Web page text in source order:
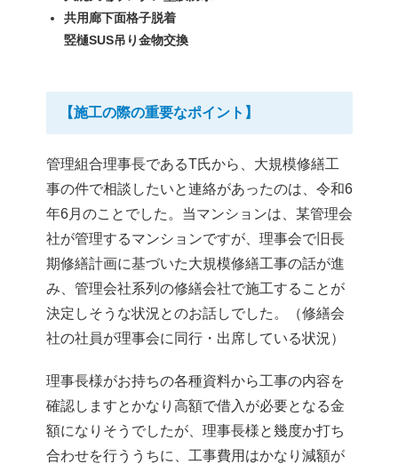
共用廊下面格子脱着
竪樋SUS吊り金物交換
【施工の際の重要なポイント】
管理組合理事長であるT氏から、大規模修繕工
事の件で相談したいと連絡があったのは、令和6
年6月のことでした。当マンションは、某管理会
社が管理するマンションですが、理事会で旧長
期修繕計画に基づいた大規模修繕工事の話が進
み、管理会社系列の修繕会社で施工することが
決定しそうな状況とのお話しでした。（修繕会
社の社員が理事会に同行・出席している状況）
理事長様がお持ちの各種資料から工事の内容を
確認しますとかなり高額で借入が必要となる金
額になりそうでしたが、理事長様と幾度か打ち
合わせを行ううちに、工事費用はかなり減額が